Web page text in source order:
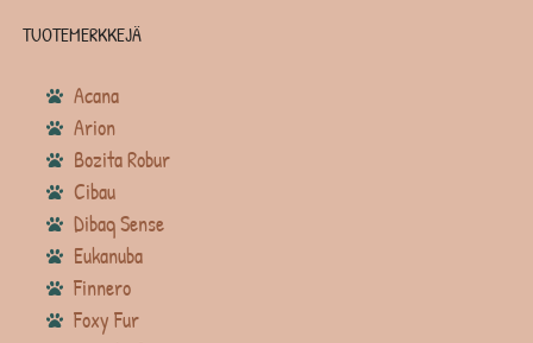
TUOTEMERKKEJÄ
Acana
Arion
Bozita Robur
Cibau
Dibaq Sense
Eukanuba
Finnero
Foxy Fur